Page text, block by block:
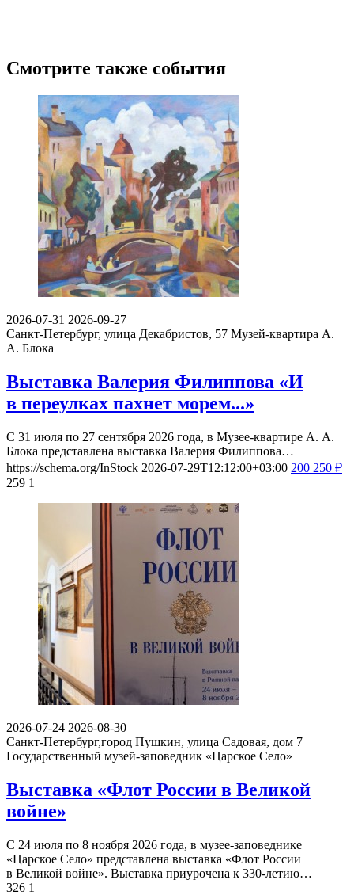
Смотрите также события
2026-07-31 2026-09-27
Санкт-Петербург, улица Декабристов, 57 Музей-квартира А.
А. Блока
Выставка Валерия Филиппова «И
в переулках пахнет морем...»
С 31 июля по 27 сентября 2026 года, в Музее-квартире А. А.
Блока представлена выставка Валерия Филиппова…
https://schema.org/InStock 2026-07-29T12:12:00+03:00 200 250 ₽
259 1
2026-07-24 2026-08-30
Санкт-Петербург,город Пушкин, улица Садовая, дом 7
Государственный музей-заповедник «Царское Село»
Выставка «Флот России в Великой
войне»
С 24 июля по 8 ноября 2026 года, в музее-заповеднике
«Царское Село» представлена выставка «Флот России
в Великой войне». Выставка приурочена к 330-летию…
326 1